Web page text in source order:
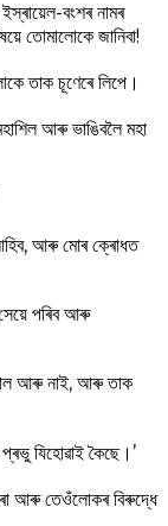
বংশৰ নামৰ
তোমালোকে জানিবা!
তাক চূণেৰে লিপে।
আৰু ভাঙিবলৈ মহা
আহিব, আৰু মোৰ ক্ৰোধত
পৰিব আৰু
আৰু নাই, আৰু তাক
প্ৰভু যিহোৱাই কৈছে।’
আৰু তেওঁলোকৰ বিৰুদ্ধে